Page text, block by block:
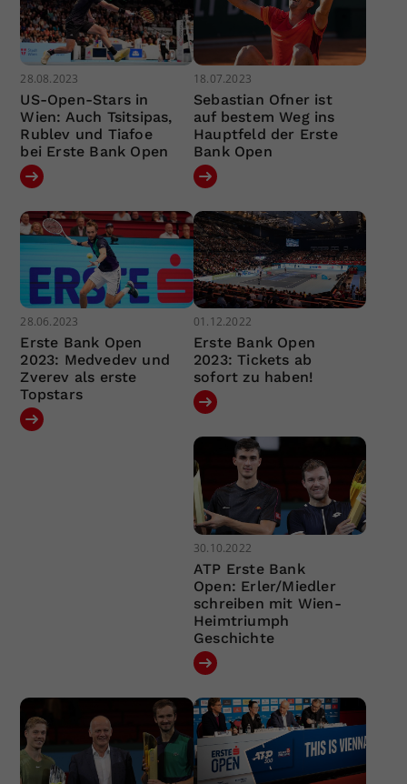
28.08.2023
US-Open-Stars in
Wien: Auch Tsitsipas,
Rublev und Tiafoe
bei Erste Bank Open
18.07.2023
Sebastian Ofner ist
auf bestem Weg ins
Hauptfeld der Erste
Bank Open
28.06.2023
Erste Bank Open
2023: Medvedev und
Zverev als erste
Topstars
01.12.2022
Erste Bank Open
2023: Tickets ab
sofort zu haben!
30.10.2022
ATP Erste Bank
Open: Erler/Miedler
schreiben mit Wien-
Heimtriumph
Geschichte